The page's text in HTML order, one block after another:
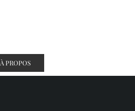
À PROPOS